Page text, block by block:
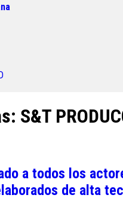
S&T
a todos los
de alta